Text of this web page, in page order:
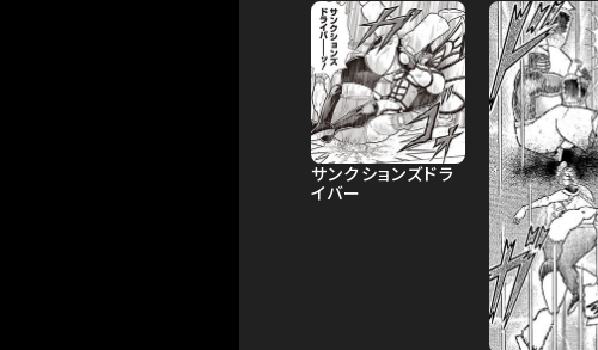
サンクションズドラ
イバー